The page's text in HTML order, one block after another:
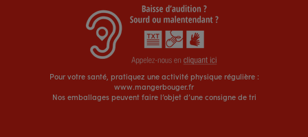
Pour votre santé, pratiquez une activité physique régulière :
www.mangerbouger.fr
Nos emballages peuvent faire l’objet d’une consigne de tri